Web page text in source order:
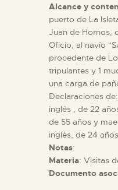
Alcance y
puerto de La
Juan de Hornos,
Oficio, al navío
procedente de
tripulantes y 1
una carga de
Declaraciones
inglés , de 22
de 55 años y
inglés, de 24
Notas:
Materia: Visitas
Documento